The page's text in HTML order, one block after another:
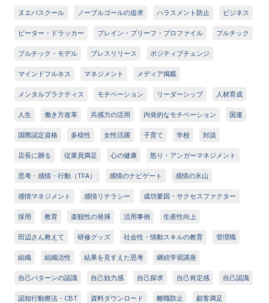
ヌエバスクール ノーブルゴールの追求 ハラスメント防止 ビジネス
ピーター・ドラッカー ブレイン・ブリーフ・プロファイル プルチック
プルチック・モデル プレスリリース ポジティブチェンジ
マインドフルネス マネジメント メディア掲載
メンタルプラクティス モチベーション リーダーシップ 人材育成
人生 働き方改革 共感力の活用 内発的なモチベーション 国連
国際認定資格 多様性 女性活躍 子育て 学校 対談
店長に贈る 従業員満足 心の健康 怒り・アンガーマネジメント
思考・感情・行動（TFA） 感情のナビゲート 感情の氷山
感情マネジメント 感情リテラシー 成功要因・サクセスファクター
採用 教育 楽観性の発揮 活用事例 生産性向上
田辺さん教えて 研修グッズ 社会性・情動スキルの教育 管理職
組織 組織活性 結果を見すえた思考 継続学習講座
自己パターンの認識 自己効力感 自己探求 自己肯定感 自己認識
認知行動療法・CBT 資料ダウンロード 離職防止 顧客満足